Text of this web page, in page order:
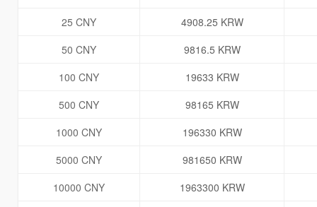
25 CNY
4908.25 KRW
50 CNY
9816.5 KRW
100 CNY
19633 KRW
500 CNY
98165 KRW
1000 CNY
196330 KRW
5000 CNY
981650 KRW
10000 CNY
1963300 KRW